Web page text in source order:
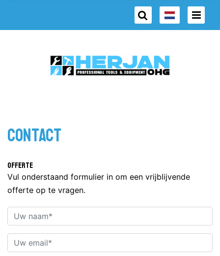
Contact
Offerte
Vul onderstaand formulier in om een vrijblijvende
offerte op te vragen.